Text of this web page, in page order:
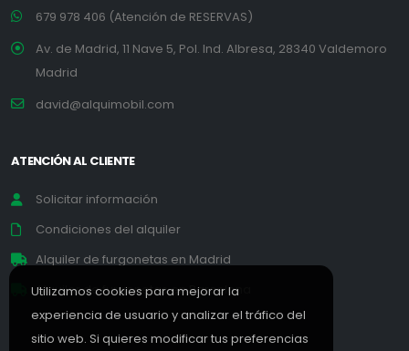
679 978 406 (Atención de RESERVAS)
Av. de Madrid, 11 Nave 5, Pol. Ind. Albresa, 28340 Valdemoro
Madrid
david@alquimobil.com
ATENCIÓN AL CLIENTE
Solicitar información
Condiciones del alquiler
Alquiler de furgonetas en Madrid
Alquiler de furgonetas en Barcelona
Utilizamos cookies para mejorar la
experiencia de usuario y analizar el tráfico del
sitio web. Si quieres modificar tus preferencias